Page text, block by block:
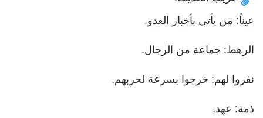
عيناً: من يأتي بأخبار العدو.
الرهط: جماعة من الرجال.
نفروا لهم: خرجوا بسرعة لحربهم.
ذمة: عهد.